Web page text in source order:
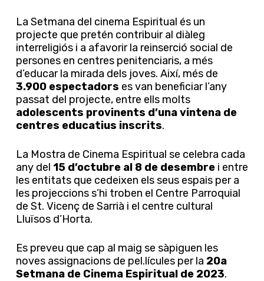
La Setmana del cinema Espiritual és un
projecte que pretén contribuir al diàleg
interreligiós i a afavorir la reinserció social de
persones en centres penitenciaris, a més
d’educar la mirada dels joves. Així, més de
3.900 espectadors es van beneficiar l’any
passat del projecte, entre ells molts
adolescents provinents d’una vintena de
centres educatius inscrits.
La Mostra de Cinema Espiritual se celebra cada
any del 15 d’octubre al 8 de desembrei entre
les entitats que cedeixen els seus espais per a
les projeccions s’hi troben el Centre Parroquial
de St. Vicenç de Sarrià i el centre cultural
Lluïsos d’Horta.
Es preveu que cap al maig se sàpiguen les
noves assignacions de pel.lícules per la 20a
Setmana de Cinema Espiritual de 2023.